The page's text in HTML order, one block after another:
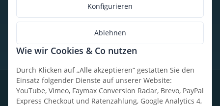
Konfigurieren
Ablehnen
Wie wir Cookies & Co nutzen
Durch Klicken auf „Alle akzeptieren“ gestatten Sie den
Einsatz folgender Dienste auf unserer Website:
YouTube, Vimeo, Faymax Conversion Radar, Brevo, PayPal
Express Checkout und Ratenzahlung, Google Analytics 4,
So findest du uns
* Alle Preise inkl. gesetzlicher USt., zzgl.Versand
DatenschutzWiderrufsrecht AGBImpressumSitemap